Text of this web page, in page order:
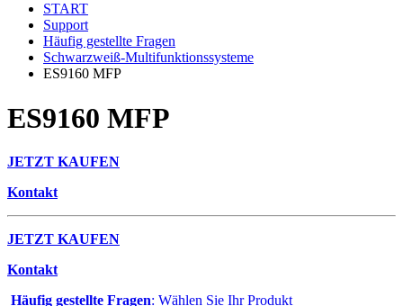
START
Support
Häufig gestellte Fragen
Schwarzweiß-Multifunktionssysteme
ES9160 MFP
ES9160 MFP
JETZT KAUFEN
Kontakt
JETZT KAUFEN
Kontakt
Häufig gestellte Fragen: Wählen Sie Ihr Produkt